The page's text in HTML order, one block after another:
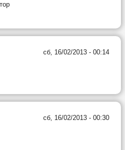
сб, 16/02/2013 - 00:14
сб, 16/02/2013 - 00:30